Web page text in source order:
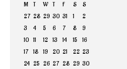
M
T W T F S
S
27 28 29 30 31 1
2
3
4 5 6 7 8
9
10 11 12 13 14 15
16
17
18 19 20 21 22 23
24 25 26 27 28 29 30